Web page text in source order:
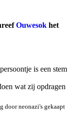
Ouwesok het
is een stem
wat zij opdragen
door neonazi's gekaapt